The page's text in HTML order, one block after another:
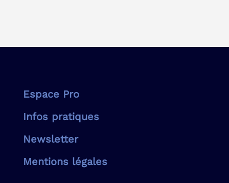
Espace Pro
Infos pratiques
Newsletter
Mentions légales